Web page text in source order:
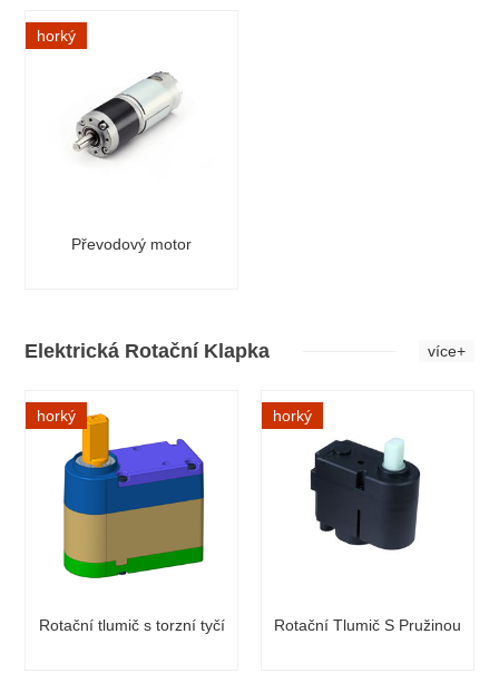
horký
Převodový motor
Elektrická Rotační Klapka více+
horký
Rotační tlumič s torzní tyčí
horký
Rotační Tlumič S Pružinou